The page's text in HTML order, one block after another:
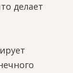
делает